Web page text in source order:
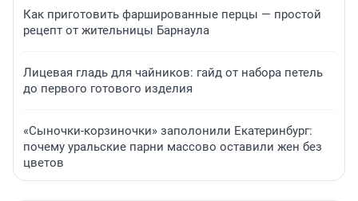
Как приготовить фаршированные перцы — простой
рецепт от жительницы Барнаула
Лицевая гладь для чайников: гайд от набора петель
до первого готового изделия
«Сыночки-корзиночки» заполонили Екатеринбург:
почему уральские парни массово оставили жен без
цветов